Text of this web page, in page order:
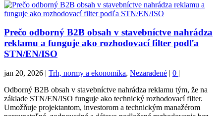
Prečo odborný B2B obsah v stavebníctve nahrádza
reklamu a funguje ako rozhodovací filter podľa
STN/EN/ISO
jan 20, 2026 | Trh, normy a ekonomika, Nezaradené | 0 |
Odborný B2B obsah v stavebníctve nahrádza reklamu tým, že na
základe STN/EN/ISO funguje ako technický rozhodovací filter.
Umožňuje projektantom, investorom a technickým manažérom